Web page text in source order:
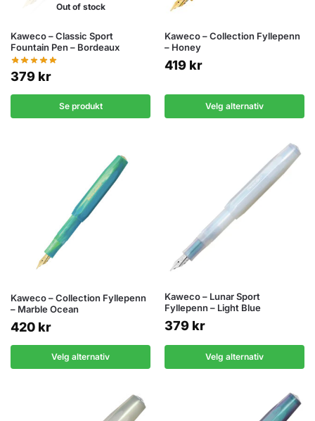
Out of stock
Kaweco – Classic Sport
Fountain Pen – Bordeaux
379 kr
Se produkt
Kaweco – Collection Fyllepenn
– Honey
419 kr
Velg alternativ
Kaweco – Collection Fyllepenn
– Marble Ocean
420 kr
Velg alternativ
Kaweco – Lunar Sport
Fyllepenn – Light Blue
379 kr
Velg alternativ